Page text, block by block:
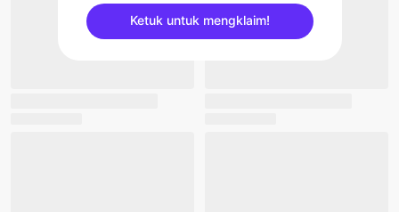
Ketuk untuk mengklaim!